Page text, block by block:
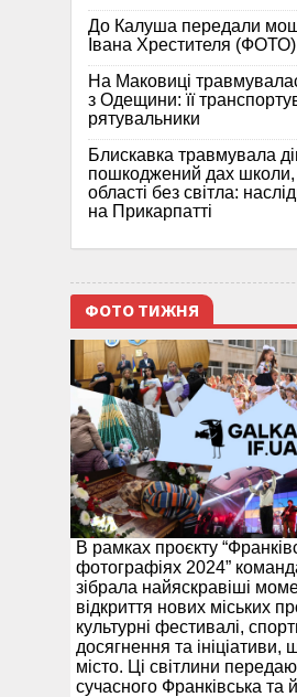
До Калуша передали
Івана Хрестителя (ФОТО)
На Маковиці
з Одещини: її
рятувальники
Блискавка травмувала
пошкоджений дах школи,
області без світла:
на Прикарпатті
ФОТО ТИЖНЯ
В рамках проєкту
фотографіях 2024”
зібрала найяскравіші
відкриття нових міських
культурні фестивалі,
досягнення та ініціативи,
місто. Ці світлини
сучасного Франківська та